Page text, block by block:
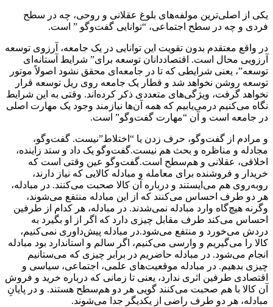
یکی از اصلی‌ترین مولفه‌های بلوغ عقلانی و روحی، چه در سطح
فردی و چه در سطح اجتماعی، “توانایی گفت‌وگو‌ ” است.
در واقع معتقدم بدون تقویت این توانایی در یک جامعه، آرزوی توسعه
آرزویی محال است. اقتصاددانان توسعه برای” شرایط آستانه‌ای
توسعه”، یعنی شرایطی که تا در جامعه‌ای محقق نشود اصولاً موتور
توسعه روشن نخواهد شد و قطار یک جامعه روی ریل توسعه قرار
نخواهد گرفت، ویژگی‌های متعددی ذکر کرده‌اند. وقتی به این شرایط
نگاه می‌کنیم درمی‌یابیم که همه آن‌ها نیازمند وجود یک مهارت اصلی
در جامعه است و آن “مهارت گفت‌وگو” ‌است.
و مرادم از گفت‌وگو، حرف زدن یا “اختلاط”نیست. گفت‌و‌گو،
مجادله و مناظره و بحث هم نیست.گفت‌وگو یک داد و ستد زاینده،
اخلاقی، عقلانی و هم‌سطح است.گفت‌وگو عین وقتی است که
خریدار و فروشنده برای معامله و مبادله کالایی که نیاز دارند،
روبه‌روی هم می‌ایستند و درباره آن کالا صحبت می‌کنند. در مبادله،
هر دو طرف احساس می‌کنند که از این مبادله منتفع می‌شوند،
وگرنه هیچ‌گاه وارد مبادله نمی‌شدند. در مبادله، هر کدام از طرفین
احساس می‌کند طرف مقابل چیزی دارد که اگر از او بگیرد به
دردش می‌خورد و منتفع می‌شود.در مبادله پیش‌داوری نمی‌کنیم،
کالا را می‌گیریم و وارسی می‌کنیم، اگر سالم و استاندارد بود مبادله
انجام می‌شود. در مبادله حاضریم در برابر چیزی که می‌ستانیم
چیزی بدهیم. در مبادله موقعیت‌های علمی، اجتماعی، سیاسی و
اقتصادی طرفین اثری ندارد، یعنی تا زمانی که درباره خرید‌ و فروش
آن کالا با هم صحبت می‌کنند گویی هر دو هم‌سطح هستند. و در پایانِ
مبادله، هر دو طرف راضی از یکدیگر جدا می‌شوند.